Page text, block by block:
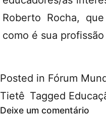
Roberto Rocha,
como é sua
Posted in Fórum
Tietê Tagged
Deixe um comentário